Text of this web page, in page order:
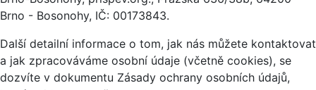
Brno - Bosonohy, IČ: 00173843.
Další detailní informace o tom, jak nás můžete kontaktovat
a jak zpracováváme osobní údaje (včetně cookies), se
dozvíte v dokumentu Zásady ochrany osobních údajů,